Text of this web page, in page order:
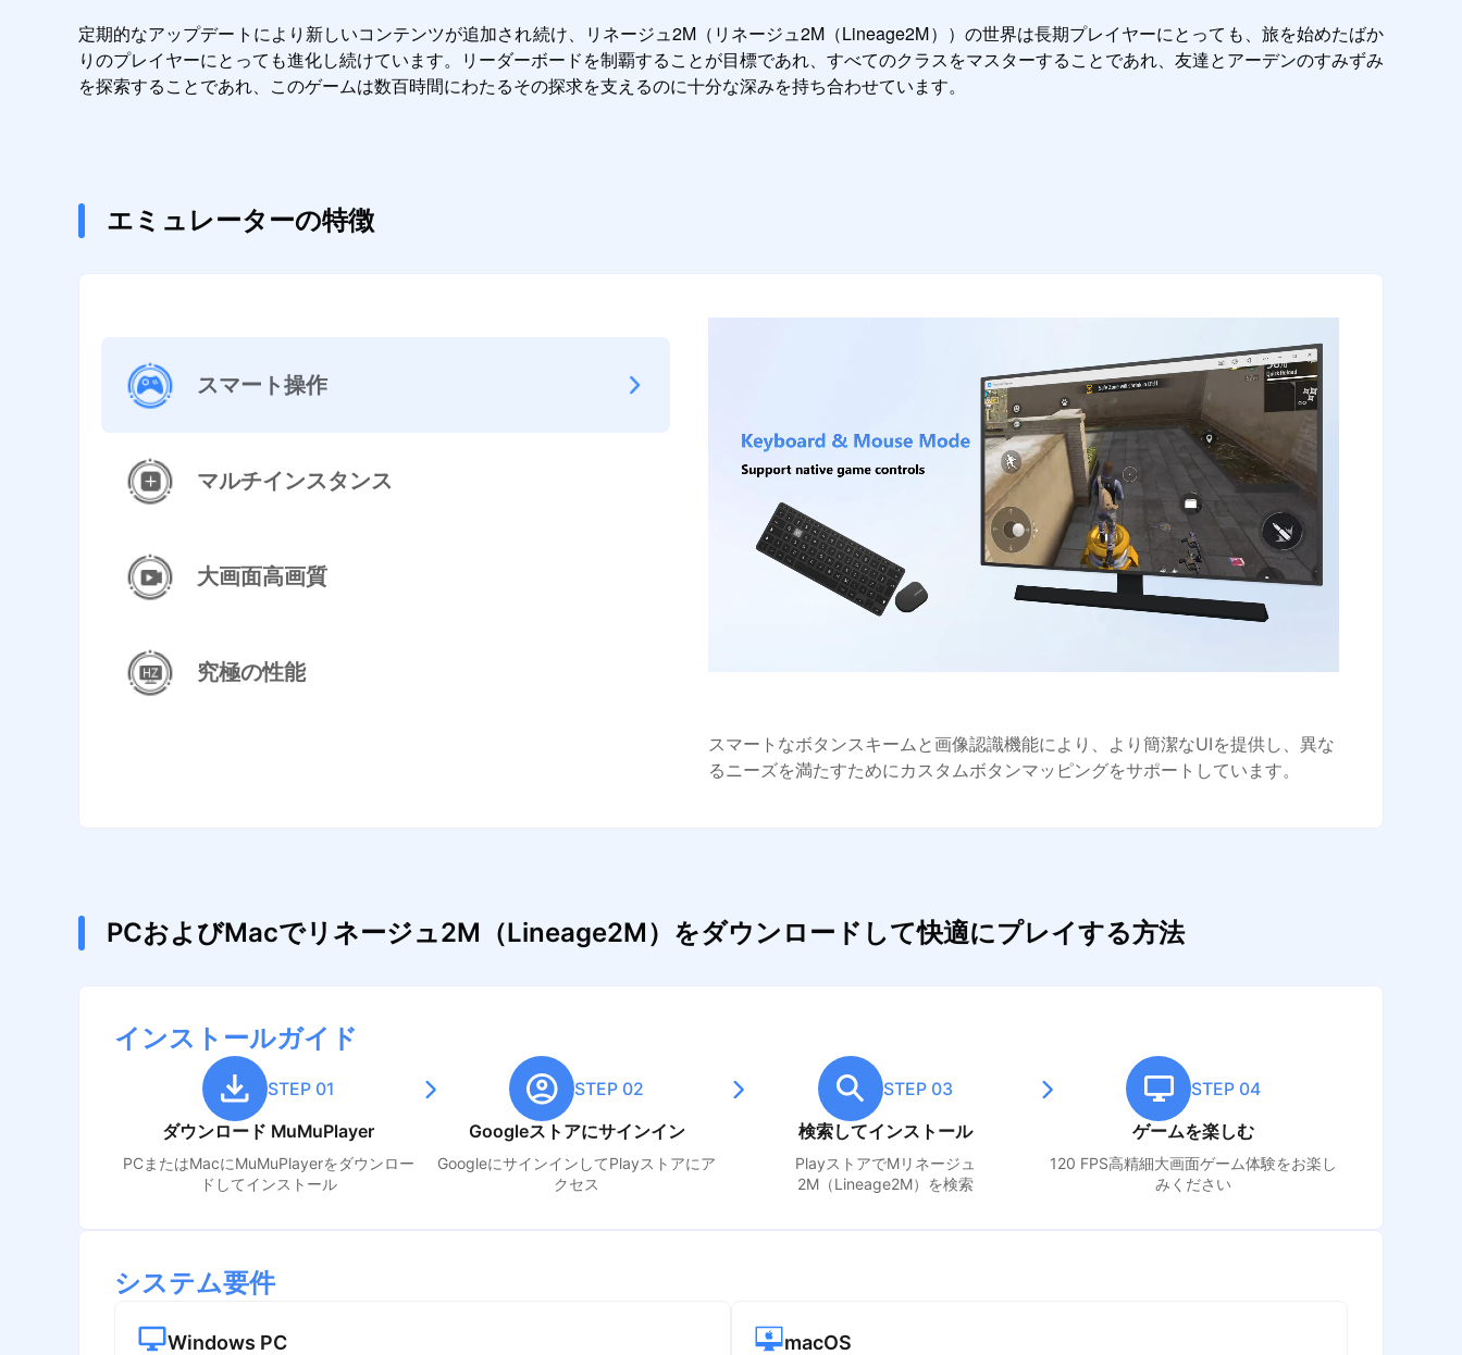
定期的なアップデートにより新しいコンテンツが追加され続け、リネージュ2M（リネージュ2M（Lineage2M））の世界は長期プレイヤーにとっても、旅を始めたばか
りのプレイヤーにとっても進化し続けています。リーダーボードを制覇することが目標であれ、すべてのクラスをマスターすることであれ、友達とアーデンのすみずみ
を探索することであれ、このゲームは数百時間にわたるその探求を支えるのに十分な深みを持ち合わせています。
エミュレーターの特徴
スマート操作
マルチインスタンス
大画面高画質
究極の性能
スマートなボタンスキームと画像認識機能により、より簡潔なUIを提供し、異な
るニーズを満たすためにカスタムボタンマッピングをサポートしています。
PCおよびMacでリネージュ2M（Lineage2M）をダウンロードして快適にプレイする方法
インストールガイド
STEP 01
ダウンロード MuMuPlayer
PCまたはMacにMuMuPlayerをダウンロー
ドしてインストール
STEP 02
Googleストアにサインイン
GoogleにサインインしてPlayストアにア
クセス
STEP 03
検索してインストール
PlayストアでMリネージュ
2M（Lineage2M） を検索
STEP 04
ゲームを楽しむ
120 FPS高精細大画面ゲーム体験をお楽し
みください
システム要件
Windows PC macOS